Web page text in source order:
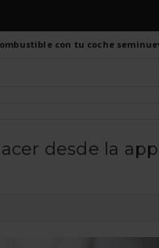
con tu coche
desde la app